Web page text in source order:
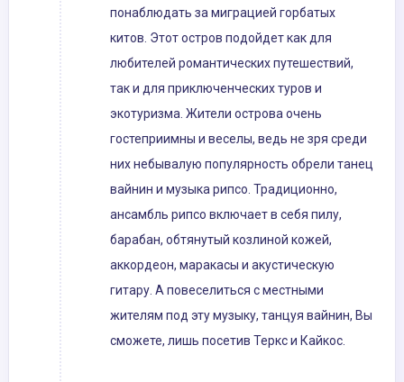
понаблюдать за миграцией горбатых
китов. Этот остров подойдет как для
любителей романтических путешествий,
так и для приключенческих туров и
экотуризма. Жители острова очень
гостеприимны и веселы, ведь не зря среди
них небывалую популярность обрели танец
вайнин и музыка рипсо. Традиционно,
ансамбль рипсо включает в себя пилу,
барабан, обтянутый козлиной кожей,
аккордеон, маракасы и акустическую
гитару. А повеселиться с местными
жителям под эту музыку, танцуя вайнин, Вы
сможете, лишь посетив Теркс и Кайкос.